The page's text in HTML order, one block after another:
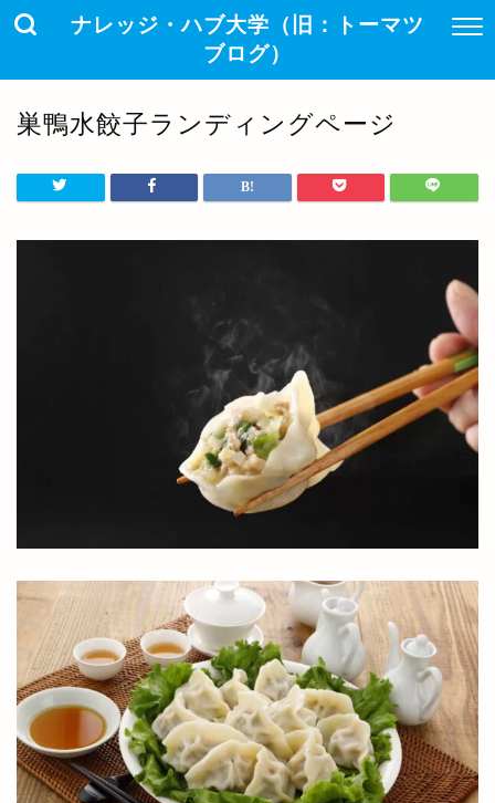
ナレッジ・ハブ大学（旧：トーマツ
ブログ）
巣鴨水餃子ランディングページ